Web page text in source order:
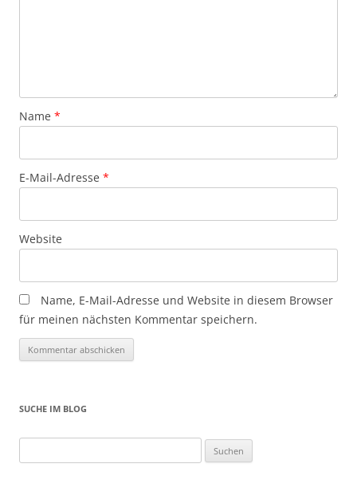
Name *
E-Mail-Adresse *
Website
Name, E-Mail-Adresse und Website in diesem Browser
für meinen nächsten Kommentar speichern.
SUCHE IM BLOG
nach: